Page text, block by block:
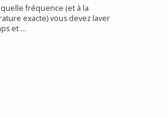
quelle fréquence (et à la
exacte) vous devez laver
et ...